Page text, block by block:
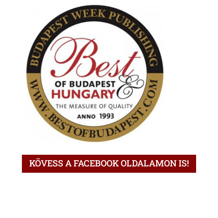
KÖVESS A FACEBOOK OLDALAMON IS!